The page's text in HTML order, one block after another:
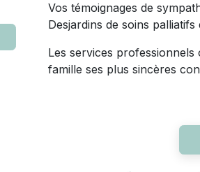
Vos témoignages de
Desjardins de soins palliatifs
Les services
famille ses plus sincères